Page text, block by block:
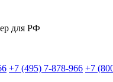
для РФ
+7 (495) 7-878-966 +7